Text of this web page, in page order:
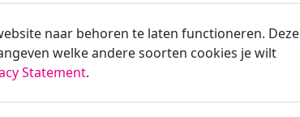
naar behoren te laten functioneren. Deze
welke andere soorten cookies je wilt
Statement.